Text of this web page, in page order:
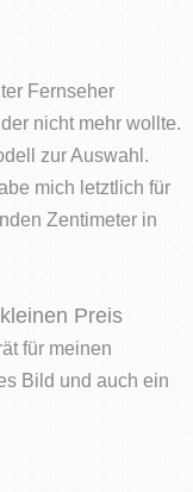
Fernseher
nicht mehr wollte.
zur Auswahl.
mich letztlich für
Zentimeter in
Preis
für meinen
Bild und auch ein